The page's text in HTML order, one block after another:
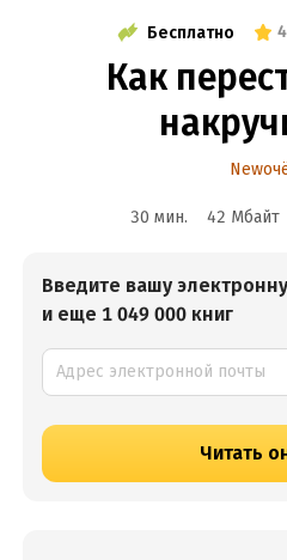
Бесплатно
Как
30 мин. 42 Мбайт
Введите вашу
и еще 1 049 000 книг
Читать